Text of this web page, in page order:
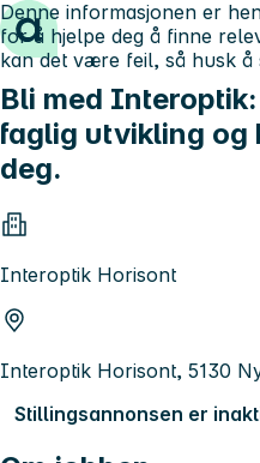
Hopp til innhold
Bli med
faglig utvikling og
deg.
Interoptik Horisont
Interoptik Horisont, 5130
Stillingsannonsen er
Denne informasjonen er
for å hjelpe deg å finne
kan det være feil, så husk å